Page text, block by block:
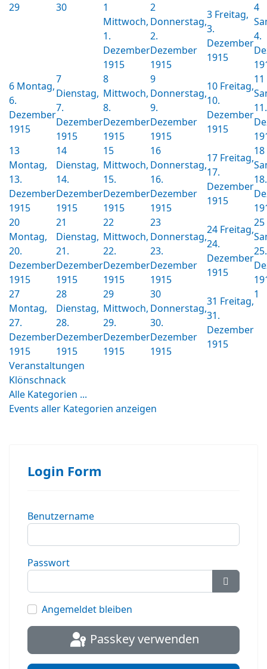
29
30
1
Mittwoch,
1.
Dezember
1915
2
Donnerstag,
2.
Dezember
1915
3 Freitag,
3.
Dezember
1915
4
4.
6 Montag,
6.
Dezember
1915
7
Dienstag,
7.
Dezember
1915
8
Mittwoch,
8.
Dezember
1915
9
Donnerstag,
9.
Dezember
1915
10 Freitag,
10.
Dezember
1915
11
11.
13
Montag,
13.
Dezember
1915
14
Dienstag,
14.
Dezember
1915
15
Mittwoch,
15.
Dezember
1915
16
Donnerstag,
16.
Dezember
1915
17 Freitag,
17.
Dezember
1915
18
18.
20
Montag,
20.
Dezember
1915
21
Dienstag,
21.
Dezember
1915
22
Mittwoch,
22.
Dezember
1915
23
Donnerstag,
23.
Dezember
1915
24 Freitag,
24.
Dezember
1915
25
25.
27
Montag,
27.
Dezember
1915
28
Dienstag,
28.
Dezember
1915
29
Mittwoch,
29.
Dezember
1915
30
Donnerstag,
30.
Dezember
1915
31 Freitag,
31.
Dezember
1915
1
Veranstaltungen
Klönschnack
Alle Kategorien ...
Events aller Kategorien anzeigen
Login Form
Benutzername
Passwort
Angemeldet bleiben
Passkey verwenden